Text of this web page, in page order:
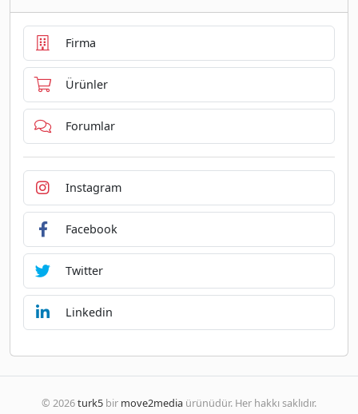
Firma
Ürünler
Forumlar
Instagram
Facebook
Twitter
Linkedin
© 2026turk5 bir move2media ürünüdür. Her hakkı saklıdır.